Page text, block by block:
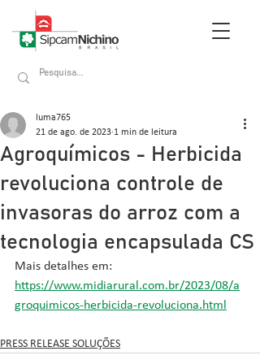
Agroquímicos - Herbicida
revoluciona controle de
invasoras do arroz com a
tecnologia encapsulada CS
luma765
21 de ago. de 2023 1 min de leitura
Mais detalhes em:
https://www.midiarural.com.br/2023/08/a
groquimicos-herbicida-revoluciona.html
PRESS RELEASE SOLUÇÕES